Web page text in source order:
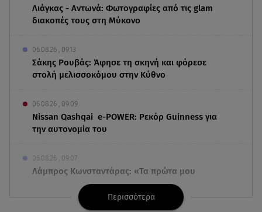
Λιάγκας - Αντωνά: Φωτογραφίες από τις glam
διακοπές τους στη Μύκονο
06.08.26 , 09:13
Σάκης Ρουβάς: Άφησε τη σκηνή και φόρεσε
στολή μελισσοκόμου στην Κύθνο
06.08.26 , 09:09
Nissan Qashqai e-POWER: Ρεκόρ Guinness για
την αυτονομία του
06.08.26 , 09:07
Λάμπρος Κωνσταντάρας: «Τα πρώτα μου
γενέθλια που δεν θα με πάρεις τηλέφωνο»
Περισσότερα